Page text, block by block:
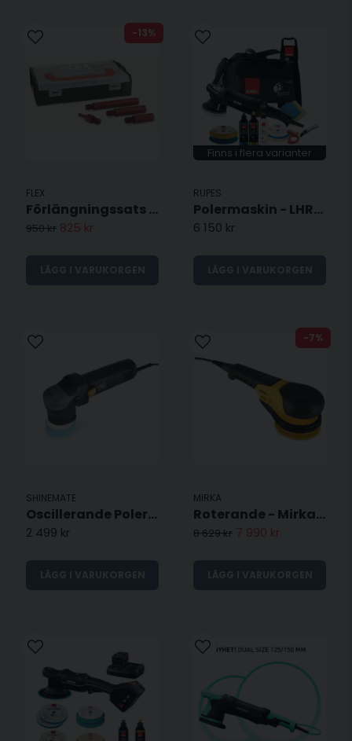
FLEX
Förlängningssats för roterande maskiner - M14
950 kr 825 kr
LÄGG I VARUKORGEN
-13%
Finns i flera varianter
RUPES
Polermaskin - LHR15ES
6 150 kr
LÄGG I VARUKORGEN
SHINEMATE
Oscillerande Polermaskin EX603-12 - 75MM
2 499 kr
LÄGG I VARUKORGEN
MIRKA
Roterande - Mirka Polaros - RP 600EU
8 629 kr 7 990 kr
LÄGG I VARUKORGEN
-7%